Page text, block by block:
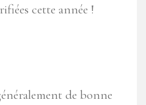
cette année !
de bonne